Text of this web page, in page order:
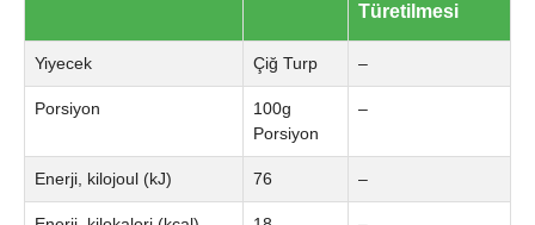
Türetilmesi
Yiyecek Çiğ Turp –
Porsiyon
100g
Porsiyon
–
Enerji, kilojoul (kJ) 76 –